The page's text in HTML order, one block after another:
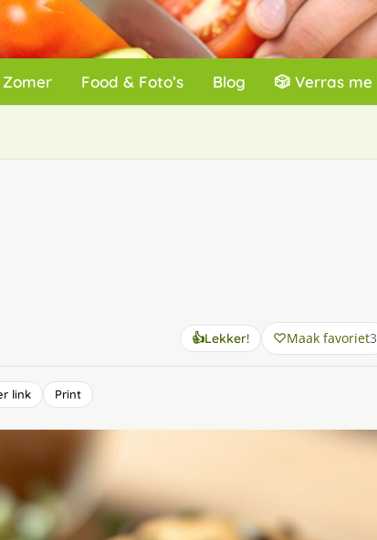
Zomer Food & Foto’s Blog 🎲 Verras me
👍Lekker! Maak favoriet3
link Print